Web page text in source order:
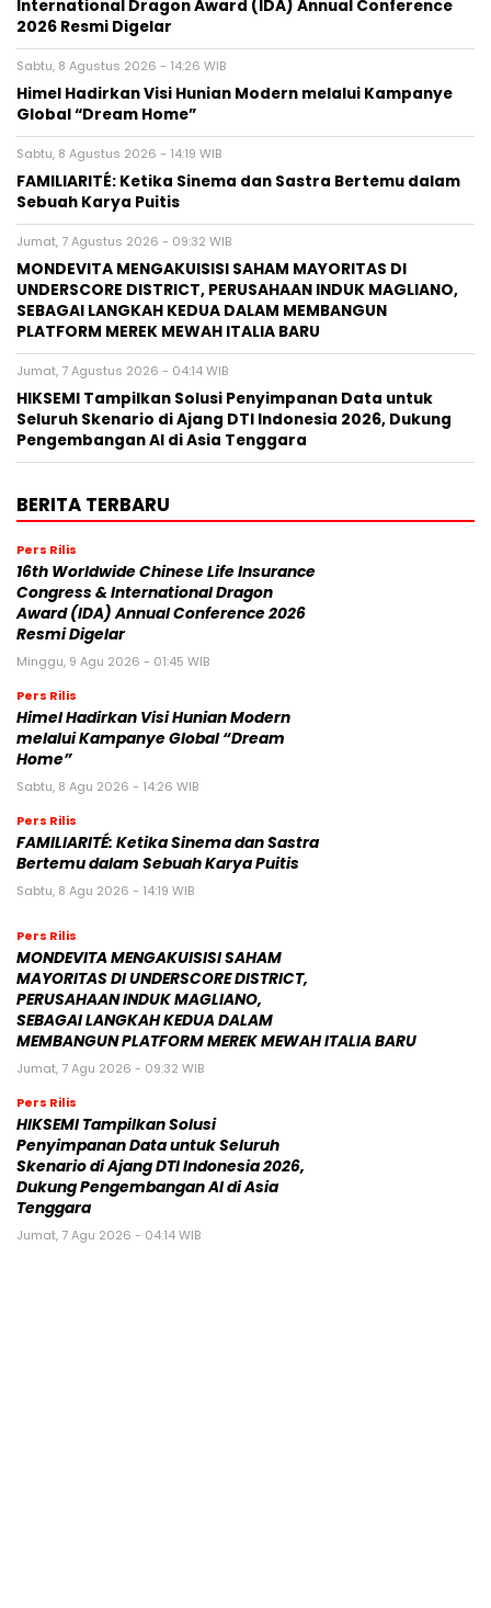
International Dragon Award (IDA) Annual Conference
2026 Resmi Digelar
Sabtu, 8 Agustus 2026 - 14:26 WIB
Himel Hadirkan Visi Hunian Modern melalui Kampanye
Global “Dream Home”
Sabtu, 8 Agustus 2026 - 14:19 WIB
FAMILIARITÉ: Ketika Sinema dan Sastra Bertemu dalam
Sebuah Karya Puitis
Jumat, 7 Agustus 2026 - 09:32 WIB
MONDEVITA MENGAKUISISI SAHAM MAYORITAS DI
UNDERSCORE DISTRICT, PERUSAHAAN INDUK MAGLIANO,
SEBAGAI LANGKAH KEDUA DALAM MEMBANGUN
PLATFORM MEREK MEWAH ITALIA BARU
Jumat, 7 Agustus 2026 - 04:14 WIB
HIKSEMI Tampilkan Solusi Penyimpanan Data untuk
Seluruh Skenario di Ajang DTI Indonesia 2026, Dukung
Pengembangan AI di Asia Tenggara
BERITA TERBARU
Pers Rilis
16th Worldwide Chinese Life Insurance
Congress & International Dragon
Award (IDA) Annual Conference 2026
Resmi Digelar
Minggu, 9 Agu 2026 - 01:45 WIB
Pers Rilis
Himel Hadirkan Visi Hunian Modern
melalui Kampanye Global “Dream
Home”
Sabtu, 8 Agu 2026 - 14:26 WIB
Pers Rilis
FAMILIARITÉ: Ketika Sinema dan Sastra
Bertemu dalam Sebuah Karya Puitis
Sabtu, 8 Agu 2026 - 14:19 WIB
Pers Rilis
MONDEVITA MENGAKUISISI SAHAM
MAYORITAS DI UNDERSCORE DISTRICT,
PERUSAHAAN INDUK MAGLIANO,
SEBAGAI LANGKAH KEDUA DALAM
MEMBANGUN PLATFORM MEREK MEWAH ITALIA BARU
Jumat, 7 Agu 2026 - 09:32 WIB
Pers Rilis
HIKSEMI Tampilkan Solusi
Penyimpanan Data untuk Seluruh
Skenario di Ajang DTI Indonesia 2026,
Dukung Pengembangan AI di Asia
Tenggara
Jumat, 7 Agu 2026 - 04:14 WIB